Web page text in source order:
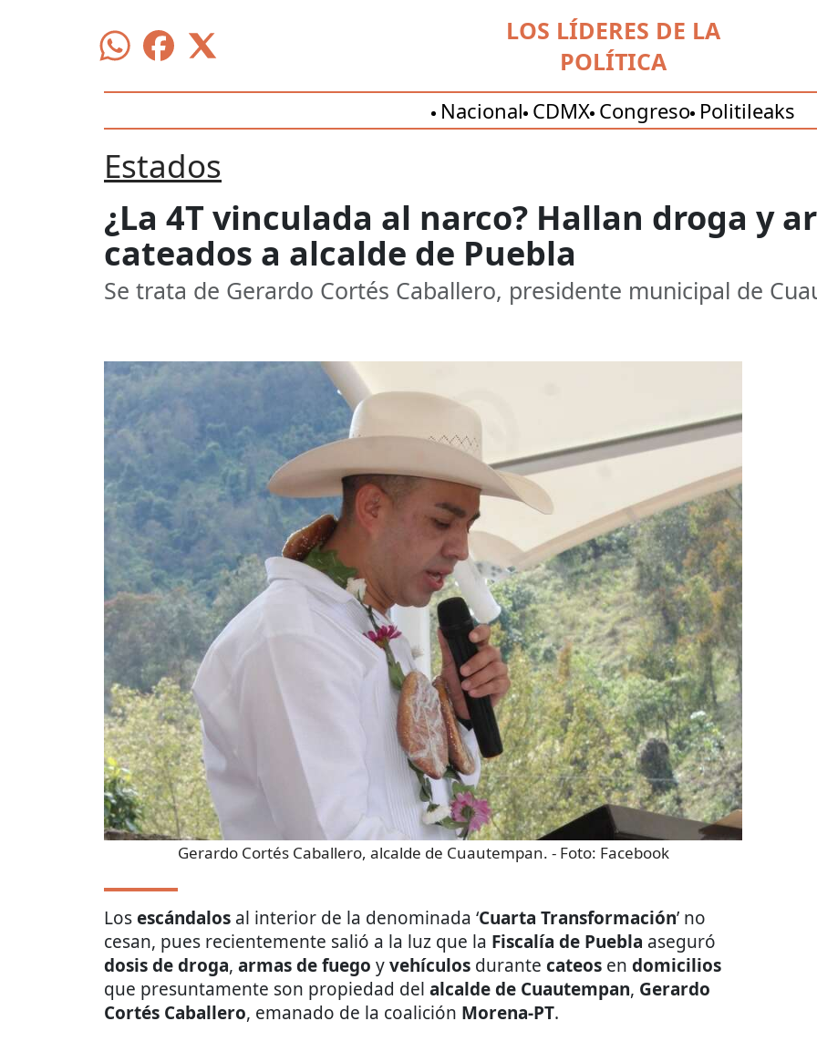
LOS LÍDERES DE LA
POLÍTICA
Nacional CDMX Congreso Politileaks
Estados
¿La 4T vinculada al narco? Hallan droga y
cateados a alcalde de Puebla
Se trata de Gerardo Cortés Caballero, presidente municipal de
Gerardo Cortés Caballero, alcalde de Cuautempan. - Foto: Facebook
Losescándalos al interior de la denominada ‘Cuarta Transformación’ no
cesan, pues recientemente salió a la luz que la Fiscalía de Puebla aseguró
dosis de droga, armas de fuego yvehículos durante cateos en domicilios
que presuntamente son propiedad del alcalde de Cuautempan, Gerardo
Cortés Caballero, emanado de la coalición Morena-PT.